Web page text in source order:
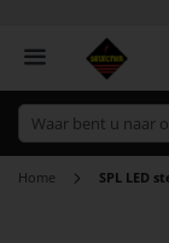
Home SPL LED